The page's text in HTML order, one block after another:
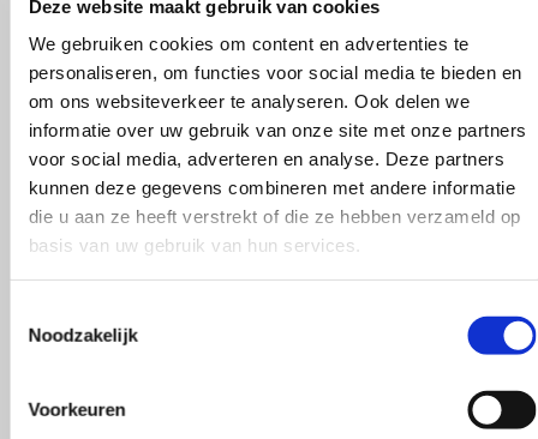
Deze website maakt gebruik van cookies
We gebruiken cookies om content en advertenties te
personaliseren, om functies voor social media te bieden en
om ons websiteverkeer te analyseren. Ook delen we
informatie over uw gebruik van onze site met onze partners
voor social media, adverteren en analyse. Deze partners
kunnen deze gegevens combineren met andere informatie
die u aan ze heeft verstrekt of die ze hebben verzameld op
basis van uw gebruik van hun services.
Noodzakelijk
Voorkeuren
290